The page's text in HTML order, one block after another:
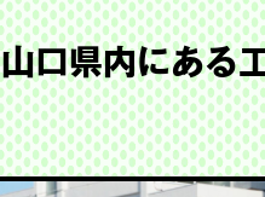
山口県内にある